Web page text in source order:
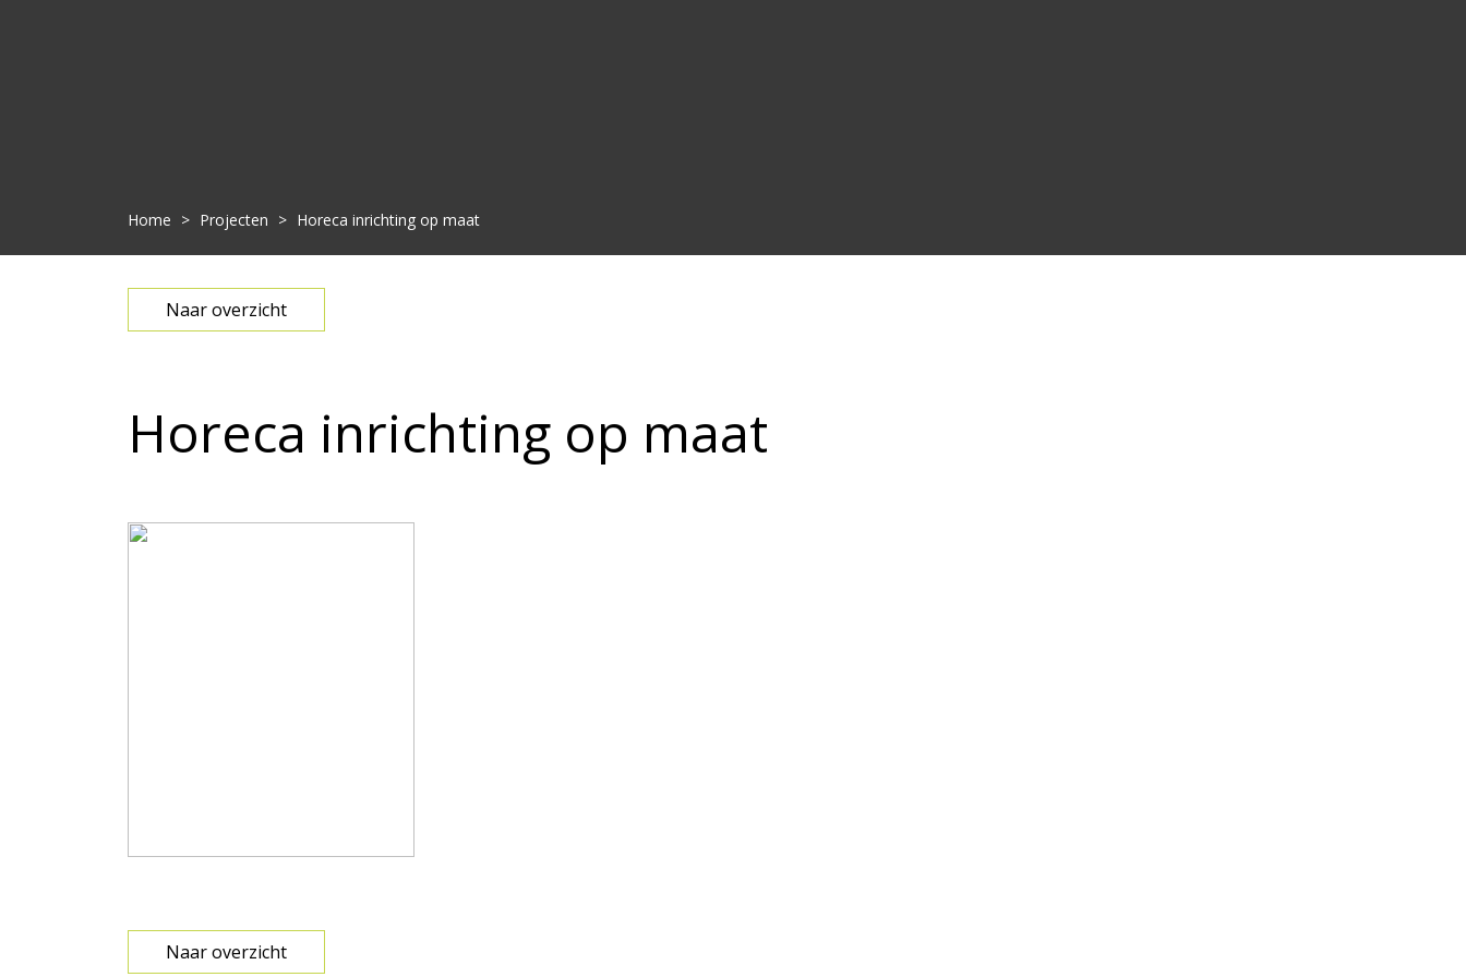
Home > Projecten > Horeca inrichting op maat
Naar overzicht
Horeca inrichting op maat
Naar overzicht